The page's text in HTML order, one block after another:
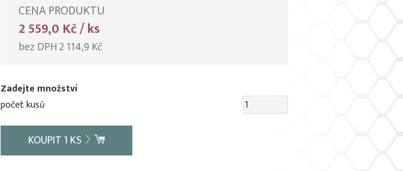
CENA PRODUKTU
2 559,0 Kč / ks
bez DPH 2 114,9 Kč
Zadejte množství
počet kusů
KOUPIT1 KS